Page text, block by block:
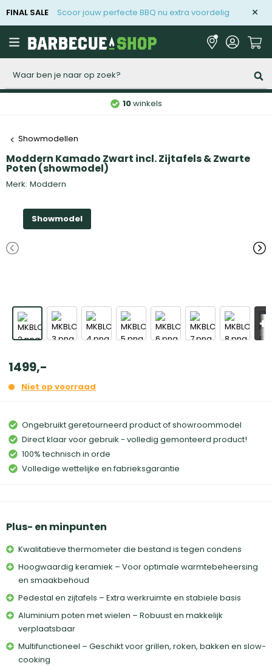
FINAL SALE Scoor jouw perfecte BBQ nu extra voordelig
10winkels
Showmodellen
Moddern Kamado Zwart incl. Zijtafels & Zwarte
Poten (showmodel)
Merk: Moddern
+
Showmodel
1499,-
Niet op voorraad
Ongebruikt geretourneerd product of showroommodel
Direct klaar voor gebruik - volledig gemonteerd product!
100% technisch in orde
Volledige wettelijke en fabrieksgarantie
Plus- en minpunten
Kwalitatieve thermometer die bestand is tegen condens
Hoogwaardig keramiek – Voor optimale warmtebeheersing
en smaakbehoud
Pedestal en zijtafels – Extra werkruimte en stabiele basis
Aluminium poten met wielen – Robuust en makkelijk
verplaatsbaar
Multifunctioneel – Geschikt voor grillen, roken, bakken en slow-
cooking